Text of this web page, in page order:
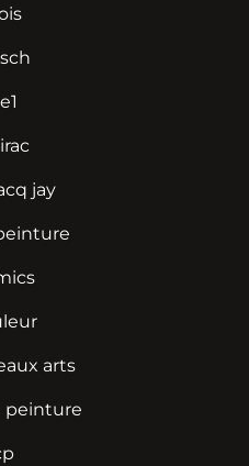
jay
arts
peinture